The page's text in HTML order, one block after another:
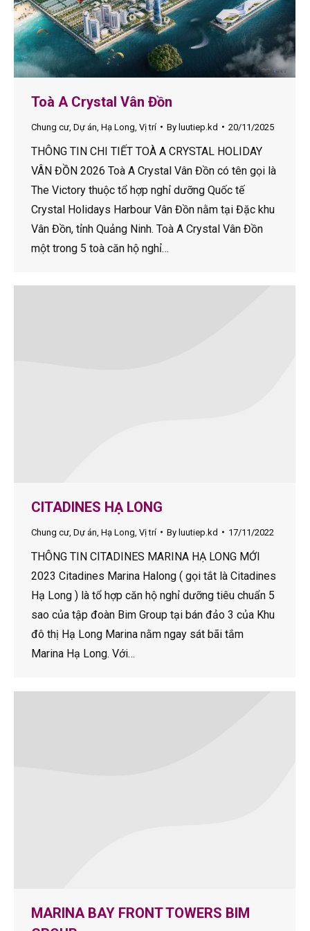
Toà A Crystal Vân Đồn
Chung cư Dự án Hạ Long Vị trí By luutiep.kd 20/11/2025
THÔNG TIN CHI TIẾT TOÀ A CRYSTAL HOLIDAY
VÂN ĐỒN 2026 Toà A Crystal Vân Đồn có tên gọi là
The Victory thuộc tổ hợp nghỉ dưỡng Quốc tế
Crystal Holidays Harbour Vân Đồn nằm tại Đặc khu
Vân Đồn, tỉnh Quảng Ninh. Toà A Crystal Vân Đồn
một trong 5 toà căn hộ nghỉ…
CITADINES HẠ LONG
Chung cư Dự án Hạ Long Vị trí By luutiep.kd 17/11/2022
THÔNG TIN CITADINES MARINA HẠ LONG MỚI
2023 Citadines Marina Halong ( gọi tắt là Citadines
Hạ Long ) là tổ hợp căn hộ nghỉ dưỡng tiêu chuẩn 5
sao của tập đoàn Bim Group tại bán đảo 3 của Khu
đô thị Hạ Long Marina nằm ngay sát bãi tắm
Marina Hạ Long. Với…
MARINA BAY FRONT TOWERS BIM